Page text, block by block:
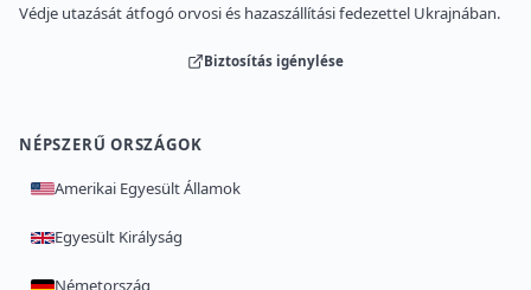
Védje utazását átfogó orvosi és hazaszállítási fedezettel Ukrajnában.
Biztosítás igénylése
NÉPSZERŰ ORSZÁGOK
Amerikai Egyesült Államok
Egyesült Királyság
Németország